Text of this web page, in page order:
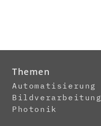
Themen
Automatisierung
Bildverarbeitung
Photonik